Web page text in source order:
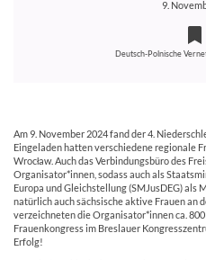
9.
Deutsch-Polnische
Am 9. November 2024 fand der 4.
Eingeladen hatten verschiedene regionale
Wrocław. Auch das Verbindungsbüro des
Organisator*innen, sodass auch als
Europa und Gleichstellung (SMJusDEG)
natürlich auch sächsische aktive Frauen an
verzeichneten die Organisator*innen ca.
Frauenkongress im Breslauer
Erfolg!